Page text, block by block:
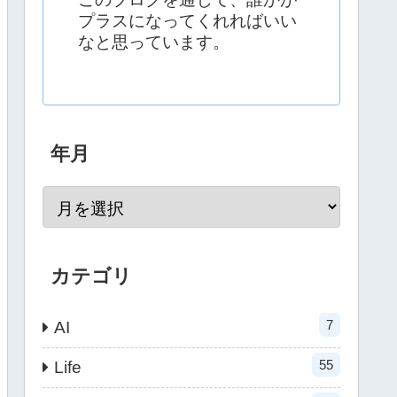
プラスになってくれればいい
なと思っています。
年月
カテゴリ
AI 7
Life 55